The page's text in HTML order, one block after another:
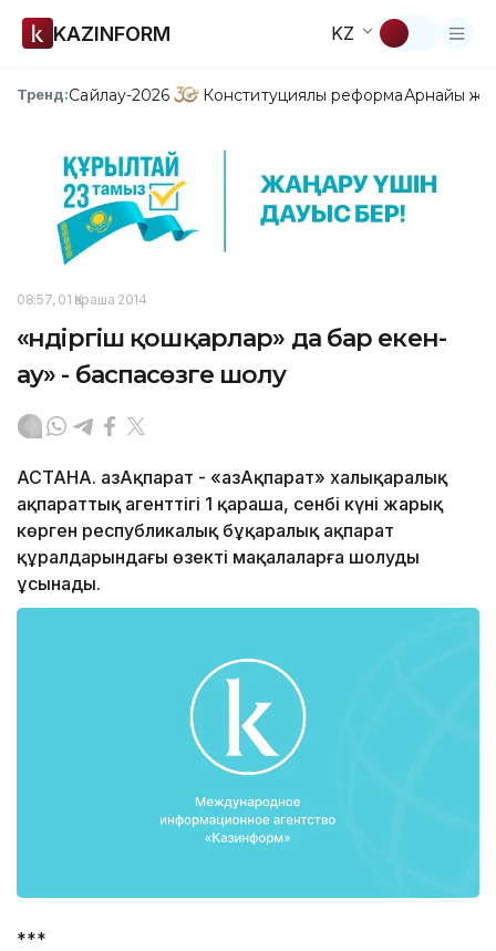
KAZINFORM KZ
Тренд:Сайлау-2026 Конституциялық реформаАрнайы
08:57, 01 Қараша 2014
«Өндіргіш қошқарлар» да бар екен-
ау» - баспасөзге шолу
АСТАНА. ҚазАқпарат - «ҚазАқпарат» халықаралық
ақпараттық агенттігі 1 қараша, сенбі күні жарық
көрген республикалық бұқаралық ақпарат
құралдарындағы өзекті мақалаларға шолуды
ұсынады.
***